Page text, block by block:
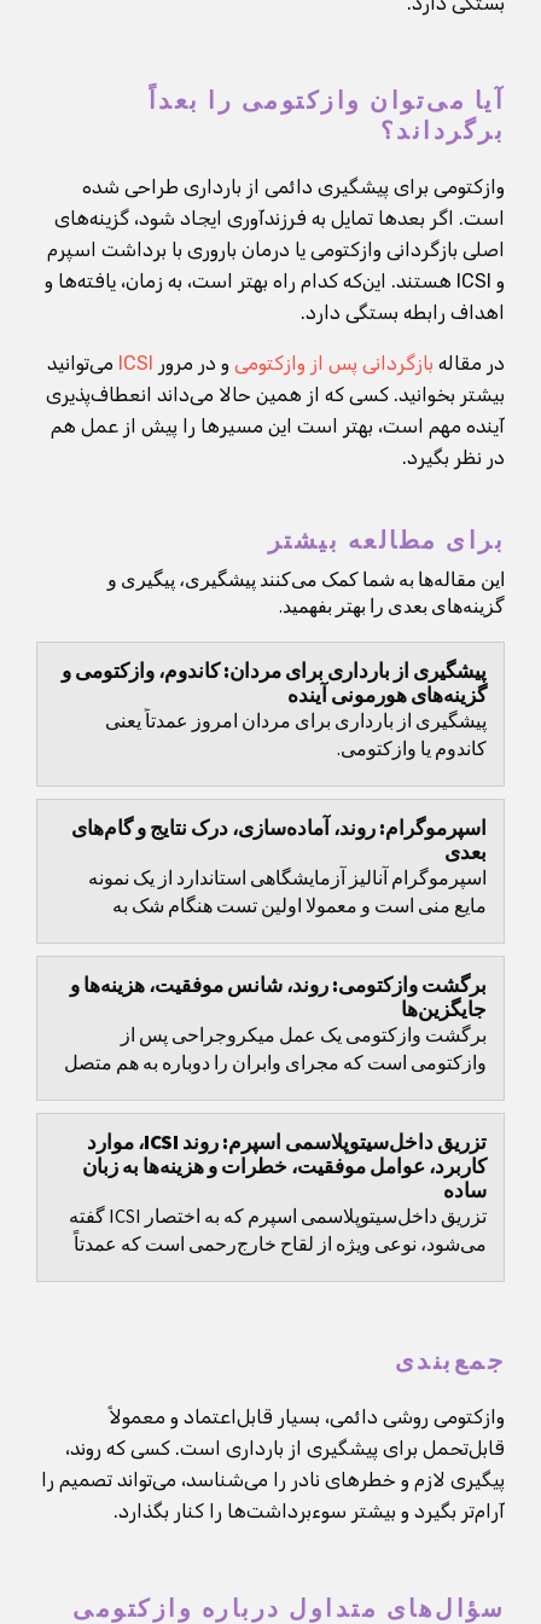
آیا می‌توان وازکتومی را بعداً
برگرداند؟
وازکتومی برای پیشگیری دائمی از بارداری طراحی شده
است. اگر بعدها تمایل به فرزندآوری ایجاد شود، گزینه‌های
اصلی بازگردانی وازکتومی یا درمان باروری با برداشت اسپرم
و ICSI هستند. این‌که کدام راه بهتر است، به زمان، یافته‌ها و
اهداف رابطه بستگی دارد.
در مقاله بازگردانی پس از وازکتومی و در مرور ICSI می‌توانید
بیشتر بخوانید. کسی که از همین حالا می‌داند انعطاف‌پذیری
آینده مهم است، بهتر است این مسیرها را پیش از عمل هم
در نظر بگیرد.
برای مطالعه بیشتر
این مقاله‌ها به شما کمک می‌کنند پیشگیری، پیگیری و
گزینه‌های بعدی را بهتر بفهمید.
پیشگیری از بارداری برای مردان: کاندوم، وازکتومی و
گزینه‌های هورمونی آینده
پیشگیری از بارداری برای مردان امروز عمدتاً یعنی
کاندوم یا وازکتومی.
اسپرموگرام: روند، آماده‌سازی، درک نتایج و گام‌های
بعدی
اسپرموگرام آنالیز آزمایشگاهی استاندارد از یک نمونه
مایع منی است و معمولا اولین تست هنگام شک به
برگشت وازکتومی: روند، شانس موفقیت، هزینه‌ها و
جایگزین‌ها
برگشت وازکتومی یک عمل میکروجراحی پس از
وازکتومی است که مجرای وابران را دوباره به هم متصل
تزریق داخل‌سیتوپلاسمی اسپرم: روند ICSI، موارد
کاربرد، عوامل موفقیت، خطرات و هزینه‌ها به زبان
ساده
تزریق داخل‌سیتوپلاسمی اسپرم که به اختصار ICSI گفته
می‌شود، نوعی ویژه از لقاح خارج‌رحمی است که عمدتاً
جمع‌بندی
وازکتومی روشی دائمی، بسیار قابل‌اعتماد و معمولاً
قابل‌تحمل برای پیشگیری از بارداری است. کسی که روند،
پیگیری لازم و خطرهای نادر را می‌شناسد، می‌تواند تصمیم را
آرام‌تر بگیرد و بیشتر سوءبرداشت‌ها را کنار بگذارد.
سؤال‌های متداول درباره وازکتومی